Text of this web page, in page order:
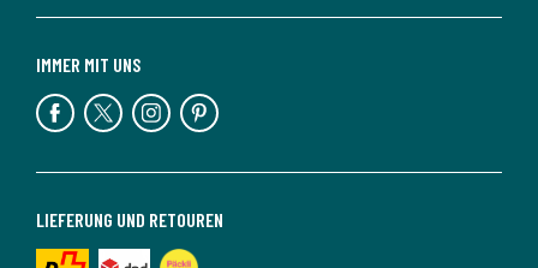
LIEFERUNG UND RETOUREN
IMMER MIT UNS